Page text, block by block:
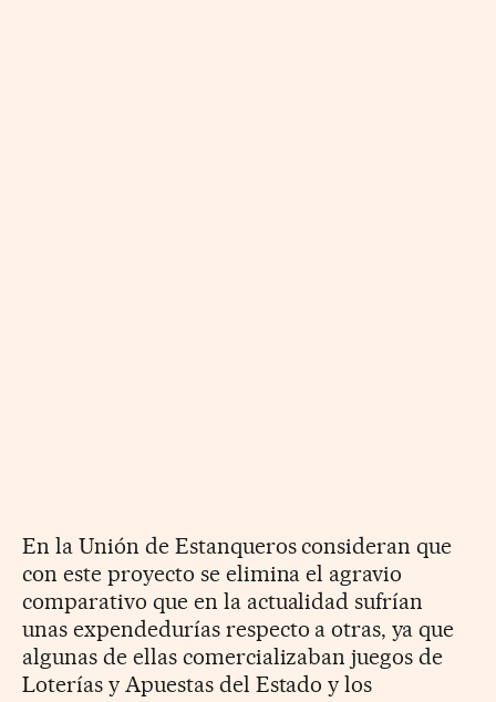
En la Unión de Estanqueros consideran que
con este proyecto se elimina el agravio
comparativo que en la actualidad sufrían
unas expendedurías respecto a otras, ya que
algunas de ellas comercializaban juegos de
Loterías y Apuestas del Estado y los